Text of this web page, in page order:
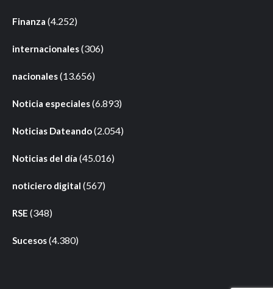
Finanza (4.252)
internacionales(306)
nacionales(13.656)
Noticia especiales(6.893)
Noticias Dateando(2.054)
Noticias del día (45.016)
noticiero digital (567)
RSE (348)
Sucesos(4.380)